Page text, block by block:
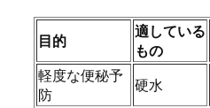
目的
適している
もの
軽度な便秘予
防
硬水